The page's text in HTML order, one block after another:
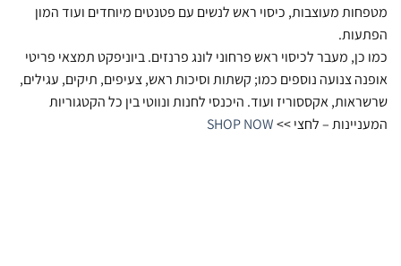
מטפחות מעוצבות, כיסוי ראש לנשים עם פטנטים מיוחדים ועוד המון
הפתעות.
כמו כן, מעבר לכיסוי ראש פרחוני לונג פרנזים. ביוניפקט תמצאי פריטי
אופנה צנועה נוספים כמו; קשתות וסיכות ראש, צעיפים, תיקים, עגילים,
שרשראות, אקססוריז ועוד. היכנסי לחנות ונווטי בין כל הקטגוריות
המעניינות – לחצי >>